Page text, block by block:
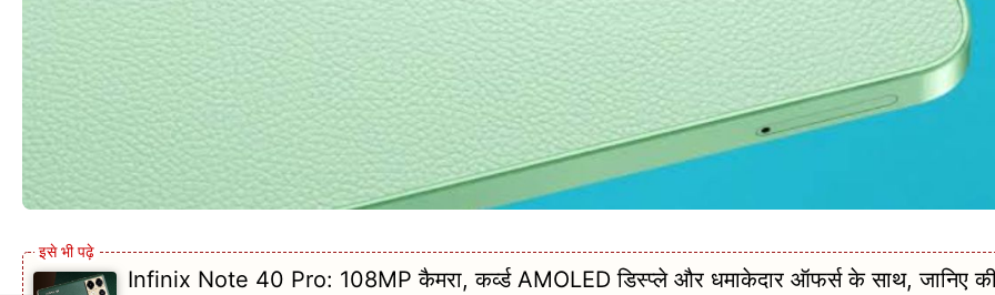
Infinix Note 40 Pro: 108MP कैमरा, कर्व्ड AMOLED डिस्प्ले और धमाकेदार ऑफर्स के साथ, जानिए